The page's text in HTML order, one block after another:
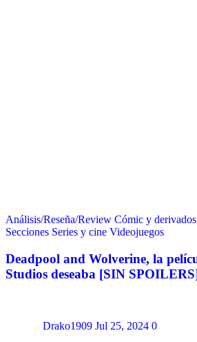
Análisis/Reseña/Review Cómic y derivados
Secciones Series y cine Videojuegos
Deadpool and Wolverine, la
Studios deseaba [SIN
Drako1909 Jul 25, 2024 0